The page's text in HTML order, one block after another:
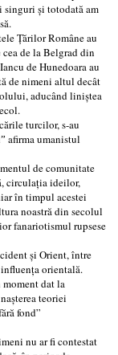
singuri şi totodată am
Ţărilor Române au
de la Belgrad din
de Hunedoara au
de nimeni altul decât
aducând liniştea
turcilor, s-au
afirma umanistul
de comunitate
circulaţia ideilor,
în timpul acestei
noastră din secolul
fanariotismul rupsese
şi Orient, între
orientală.
dat la
teoriei
fond”
nu ar fi contestat